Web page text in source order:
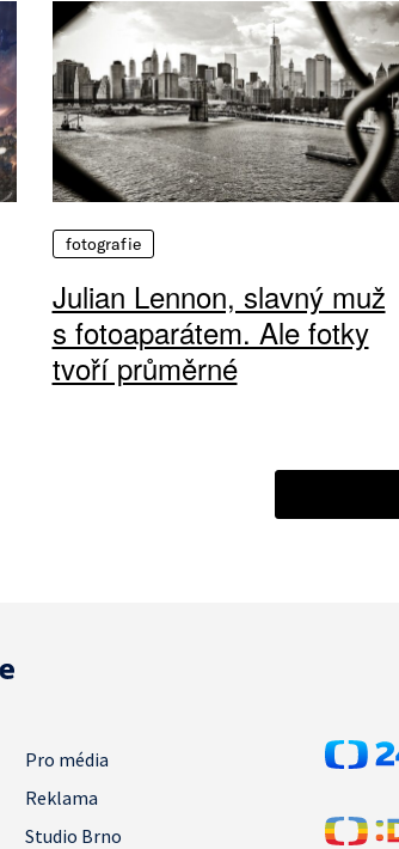
fotografie
Julian Lennon, slavný muž
s fotoaparátem. Ale fotky
tvoří průměrné
Pro média
Reklama
Studio Brno